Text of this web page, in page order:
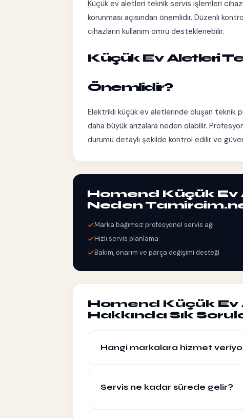
Küçük ev aletleri teknik servis işlemleri
korunması açısından önemlidir. Düzenli
cihazların kullanım ömrü desteklenebilir.
Küçük Ev Aletleri
Önemlidir?
Elektrikli küçük ev aletlerinde oluşan teknik
daha büyük arızalara neden olabilir.
durumu detaylı şekilde kontrol edilir ve
Homend Küçük Ev
Neden
Marka bağımsız profesyonel servis ağı
Hızlı servis planlama
Bakım, onarım ve parça değişimi desteği
Homend Küçük Ev
Hakkında Sık
Hangi markalara hizmet
Servis ne kadar sürede gelir?